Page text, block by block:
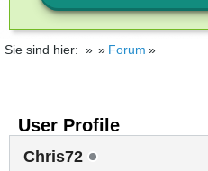
Sie sind hier: Forum
User Profile
Chris72